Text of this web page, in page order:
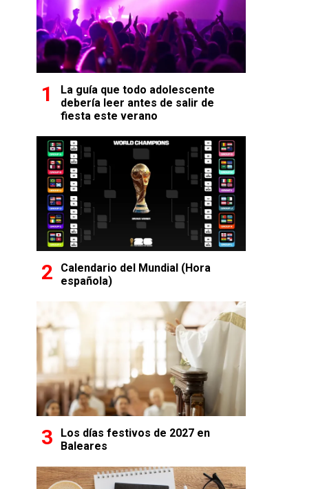
La guía que todo adolescente
debería leer antes de salir de
fiesta este verano
Calendario del Mundial (Hora
española)
Los días festivos de 2027 en
Baleares